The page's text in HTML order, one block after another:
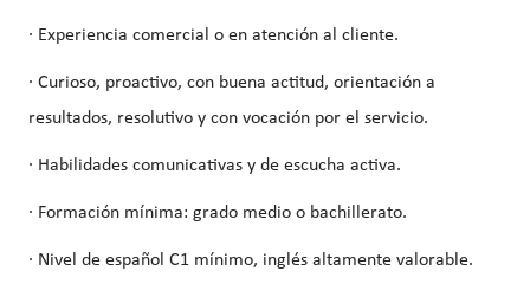
· Experiencia comercial o en atención al cliente.
· Curioso, proactivo, con buena actitud, orientación a
resultados, resolutivo y con vocación por el servicio.
· Habilidades comunicativas y de escucha activa.
· Formación mínima: grado medio o bachillerato.
· Nivel de español C1 mínimo, inglés altamente valorable.